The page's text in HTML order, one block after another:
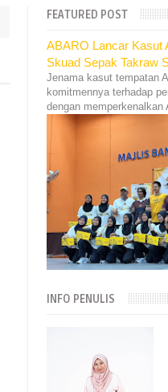
FEATURED POST
ABARO Lancar Kasut
Skuad Sepak Takraw
Jenama kasut tempatan
komitmennya terhadap
dengan
INFO PENULIS